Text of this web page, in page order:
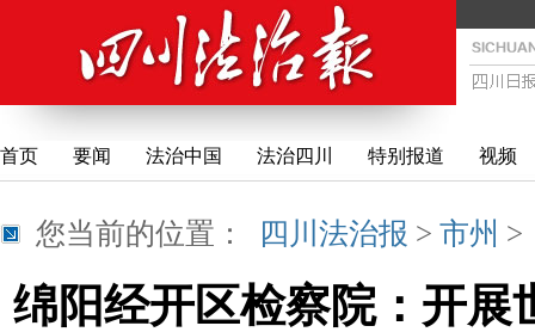
首页 要闻 法治中国 法治四川 特别报道 视频
您当前的位置： 四川法治报 > 市州
绵阳经开区检察院：开展